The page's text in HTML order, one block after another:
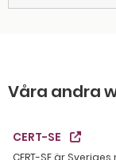
Våra andra
CERT-SE
CERT-SE är